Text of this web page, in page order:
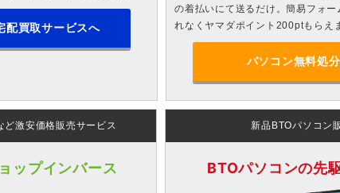
配買取サービスへ
の着払いにて送るだけ。簡易フォ
れなくヤマダポイント200ptもらえ
パソコン無料処
ど激安価格販売サービス
ップインバース
新品BTOパソコン
BTOパソコンの先